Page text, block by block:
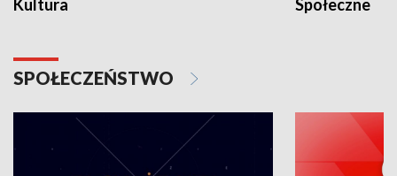
Kultura Społeczne
SPOŁECZEŃSTWO